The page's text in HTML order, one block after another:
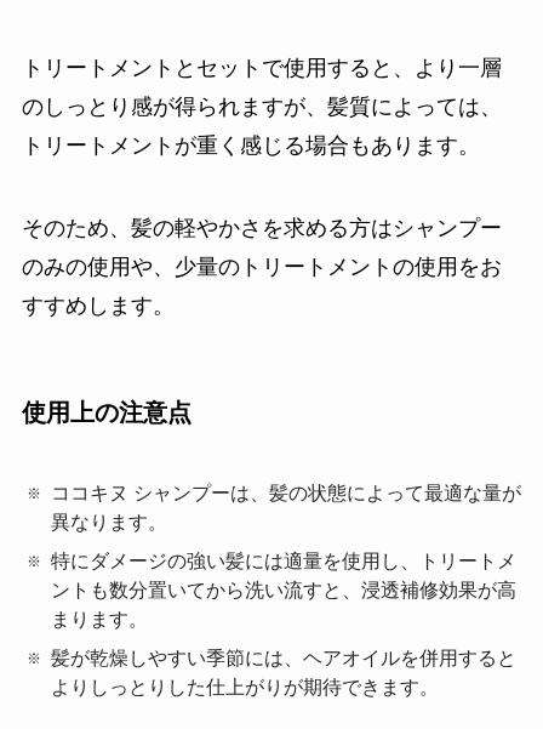
トリートメントとセットで使用すると、より一層
のしっとり感が得られますが、髪質によっては、
トリートメントが重く感じる場合もあります。
そのため、髪の軽やかさを求める方はシャンプー
のみの使用や、少量のトリートメントの使用をお
すすめします。
使用上の注意点
ココキヌ シャンプーは、髪の状態によって最適な量が
異なります。
特にダメージの強い髪には適量を使用し、トリートメ
ントも数分置いてから洗い流すと、浸透補修効果が高
まります。
髪が乾燥しやすい季節には、ヘアオイルを併用すると
よりしっとりした仕上がりが期待できます。